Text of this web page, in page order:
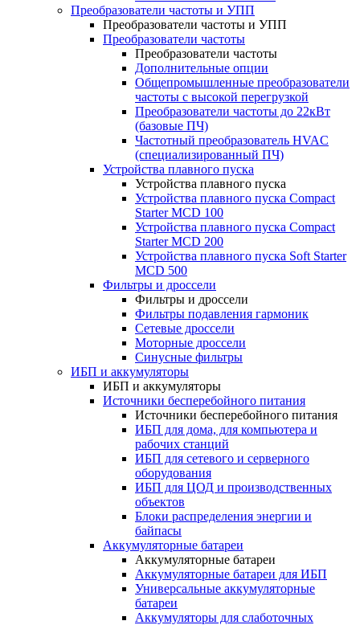
Преобразователи частоты и УПП
Преобразователи частоты и УПП
Преобразователи частоты
Преобразователи частоты
Дополнительные опции
Общепромышленные преобразователи
частоты с высокой перегрузкой
Преобразователи частоты до 22кВт
(базовые ПЧ)
Частотный преобразователь HVAC
(специализированный ПЧ)
Устройства плавного пуска
Устройства плавного пуска
Устройства плавного пуска Compact
Starter MCD 100
Устройства плавного пуска Compact
Starter MCD 200
Устройства плавного пуска Soft Starter
MCD 500
Фильтры и дроссели
Фильтры и дроссели
Фильтры подавления гармоник
Сетевые дроссели
Моторные дроссели
Синусные фильтры
ИБП и аккумуляторы
ИБП и аккумуляторы
Источники бесперебойного питания
Источники бесперебойного питания
ИБП для дома, для компьютера и
рабочих станций
ИБП для сетевого и серверного
оборудования
ИБП для ЦОД и производственных
объектов
Блоки распределения энергии и
байпасы
Аккумуляторные батареи
Аккумуляторные батареи
Аккумуляторные батареи для ИБП
Универсальные аккумуляторные
батареи
Аккумуляторы для слаботочных